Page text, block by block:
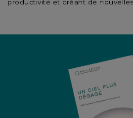
productivité et créant de